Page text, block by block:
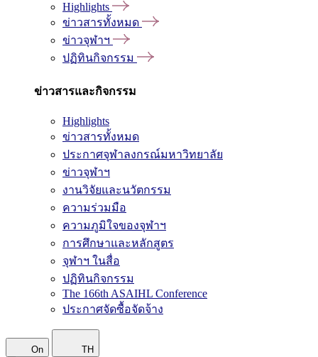
Highlights
ข่าวสารทั้งหมด
ข่าวจุฬาฯ
ปฏิทินกิจกรรม
ข่าวสารและกิจกรรม
Highlights
ข่าวสารทั้งหมด
ประกาศจุฬาลงกรณ์มหาวิทยาลัย
ข่าวจุฬาฯ
งานวิจัยและนวัตกรรม
ความร่วมมือ
ความภูมิใจของจุฬาฯ
การศึกษาและหลักสูตร
จุฬาฯ ในสื่อ
ปฏิทินกิจกรรม
The 166th ASAIHL Conference
ประกาศจัดซื้อจัดจ้าง
On TH